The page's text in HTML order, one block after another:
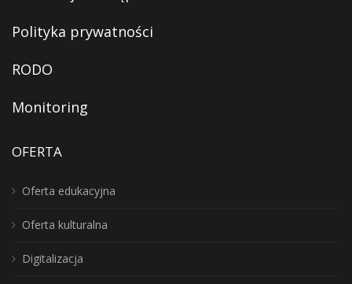
Polityka prywatności
RODO
Monitoring
OFERTA
Oferta edukacyjna
Oferta kulturalna
Digitalizacja